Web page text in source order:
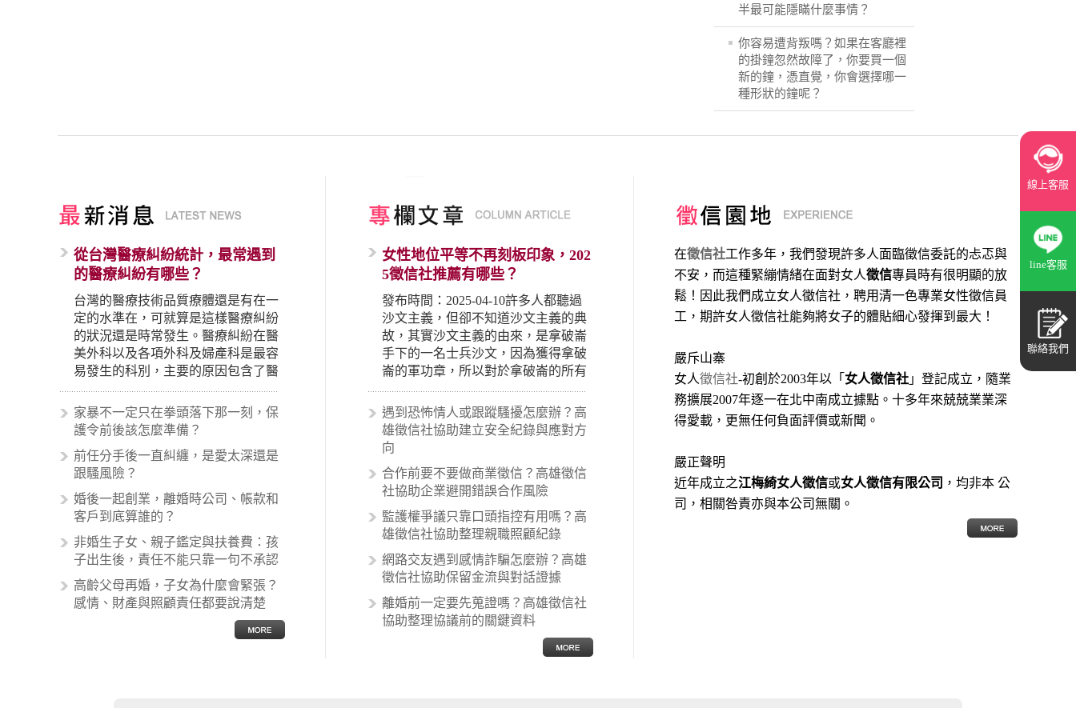
線上客服
line客服
聯絡我們
半最可能隱瞞什麼事情？
你容易遭背叛嗎？如果在客廳裡
的掛鐘忽然故障了，你要買一個
新的鐘，憑直覺，你會選擇哪一
種形狀的鐘呢？
從台灣醫療糾紛統計，最常遇到
的醫療糾紛有哪些？
台灣的醫療技術品質療體還是有在一
定的水準在，可就算是這樣醫療糾紛
的狀況還是時常發生。醫療糾紛在醫
美外科以及各項外科及婦產科是最容
易發生的科別，主要的原因包含了醫
生未盡告知義務、醫療處置疏失、手
術疏失、術後照顧失當、醫療費用的
收取。雖然醫學進步，但醫生與病患
案例中最後都走向訴訟流程，我們如
果不幸遇到相關醫療糾紛時究竟該怎
麼處理呢？醫療糾紛相關的內容其實
非常多，有些案例…
家暴不一定只在拳頭落下那一刻，保
護令前後該怎麼準備？
前任分手後一直糾纏，是愛太深還是
跟騷風險？
婚後一起創業，離婚時公司、帳款和
客戶到底算誰的？
非婚生子女、親子鑑定與扶養費：孩
子出生後，責任不能只靠一句不承認
高齡父母再婚，子女為什麼會緊張？
感情、財產與照顧責任都要說清楚
女性地位平等不再刻板印象，202
5徵信社推薦有哪些？
發布時間：2025-04-10許多人都聽過
沙文主義，但卻不知道沙文主義的典
故，其實沙文主義的由來，是拿破崙
手下的一名士兵沙文，因為獲得拿破
崙的軍功章，所以對於拿破崙的所有
事蹟和政策產生狂熱崇拜，形成偏執
的狀況，所以沙文主義後來就被拿來
暗指偏見和歧視，而且有沙文主義傾
向的人，通常對於自己的國家和民族
國家的人，所以沙文主義也廣泛應用
在種族歧視的說法，甚至還出現了男
性沙文…
遇到恐怖情人或跟蹤騷擾怎麼辦？高
雄徵信社協助建立安全紀錄與應對方
向
合作前要不要做商業徵信？高雄徵信
社協助企業避開錯誤合作風險
監護權爭議只靠口頭指控有用嗎？高
雄徵信社協助整理親職照顧紀錄
網路交友遇到感情詐騙怎麼辦？高雄
徵信社協助保留金流與對話證據
離婚前一定要先蒐證嗎？高雄徵信社
協助整理協議前的關鍵資料
在徵信社工作多年，我們發現許多人面臨徵信委託的忐忑與
不安，而這種緊繃情緒在面對女人徵信專員時有很明顯的放
鬆！因此我們成立女人徵信社，聘用清一色專業女性徵信員
工，期許女人徵信社能夠將女子的體貼細心發揮到最大 ！
嚴斥山寨
女人徵信社-初創於2003年以「 女人徵信社 」登記成立，隨業
務擴展2007年逐一在北中南成立據點。十多年來兢兢業業深
得愛載，更無任何負面評價或新聞。
嚴正聲明
近年成立之江梅綺女人徵信或女人徵信有限公司 ，均非本 公
司，相關咎責亦與本公司無關。